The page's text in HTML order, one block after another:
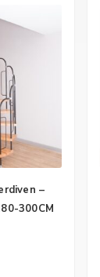
–
300CM